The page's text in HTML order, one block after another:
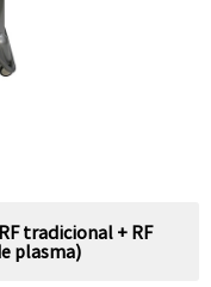
tradicional + RF
plasma)